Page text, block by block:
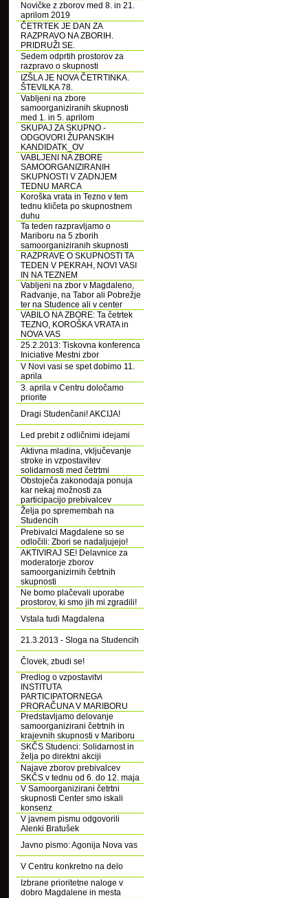
Novičke z zborov med 8. in 21.
aprilom 2019
ČETRTEK JE DAN ZA
RAZPRAVO NA ZBORIH.
PRIDRUŽI SE.
Sedem odprtih prostorov za
razpravo o skupnosti
IZŠLA JE NOVA ČETRTINKA.
ŠTEVILKA 78.
Vabljeni na zbore
samoorganiziranih skupnosti
med 1. in 5. aprilom
SKUPAJ ZA SKUPNO -
ODGOVORI ŽUPANSKIH
KANDIDATK_OV
VABLJENI NA ZBORE
SAMOORGANIZIRANIH
SKUPNOSTI V ZADNJEM
TEDNU MARCA
Koroška vrata in Tezno v tem
tednu kličeta po skupnostnem
duhu
Ta teden razpravljamo o
Mariboru na 5 zborih
samoorganiziranih skupnosti
RAZPRAVE O SKUPNOSTI TA
TEDEN V PEKRAH, NOVI VASI
IN NA TEZNEM
Vabljeni na zbor v Magdaleno,
Radvanje, na Tabor ali Pobrežje
ter na Studence ali v center
VABILO NA ZBORE: Ta četrtek
TEZNO, KOROŠKA VRATA in
NOVA VAS
25.2.2013: Tiskovna konferenca
Iniciative Mestni zbor
V Novi vasi se spet dobimo 11.
aprila
3. aprila v Centru določamo
priorite
Dragi Studenčani! AKCIJA!
Led prebit z odličnimi idejami
Aktivna mladina, vključevanje
stroke in vzpostavitev
solidarnosti med četrtmi
Obstoječa zakonodaja ponuja
kar nekaj možnosti za
participacijo prebivalcev
Želja po spremembah na
Studencih
Prebivalci Magdalene so se
odločili: Zbori se nadaljujejo!
AKTIVIRAJ SE! Delavnice za
moderatorje zborov
samoorganizirnih četrtnih
skupnosti
Ne bomo plačevali uporabe
prostorov, ki smo jih mi zgradili!
Vstala tudi Magdalena
21.3.2013 - Sloga na Studencih
Človek, zbudi se!
Predlog o vzpostavitvi
INSTITUTA
PARTICIPATORNEGA
PRORAČUNA V MARIBORU
Predstavljamo delovanje
samoorganizirani četrtnih in
krajevnih skupnosti v Mariboru
SKČS Studenci: Solidarnost in
želja po direktni akciji
Najave zborov prebivalcev
SKČS v tednu od 6. do 12. maja
V Samoorganizirani četrtni
skupnosti Center smo iskali
konsenz
V javnem pismu odgovorili
Alenki Bratušek
Javno pismo: Agonija Nova vas
V Centru konkretno na delo
Izbrane prioritetne naloge v
dobro Magdalene in mesta